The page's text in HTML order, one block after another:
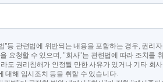
관련법에 위반되는 내용을 포함하는 경우, 권리
요청할 수 있으며, "회사"는 관련법에 따라 조치를
권리침해가 인정될 만한 사유가 있거나 기타 회사
해 임시조치 등을 취할 수 있습니다.